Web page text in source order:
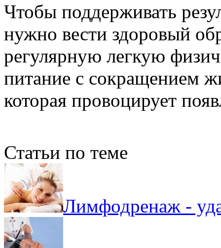
Чтобы поддерживать
нужно вести здоровый
регулярную легкую
питание с сокращением
которая провоцирует
Статьи по теме
Лимфодренаж -